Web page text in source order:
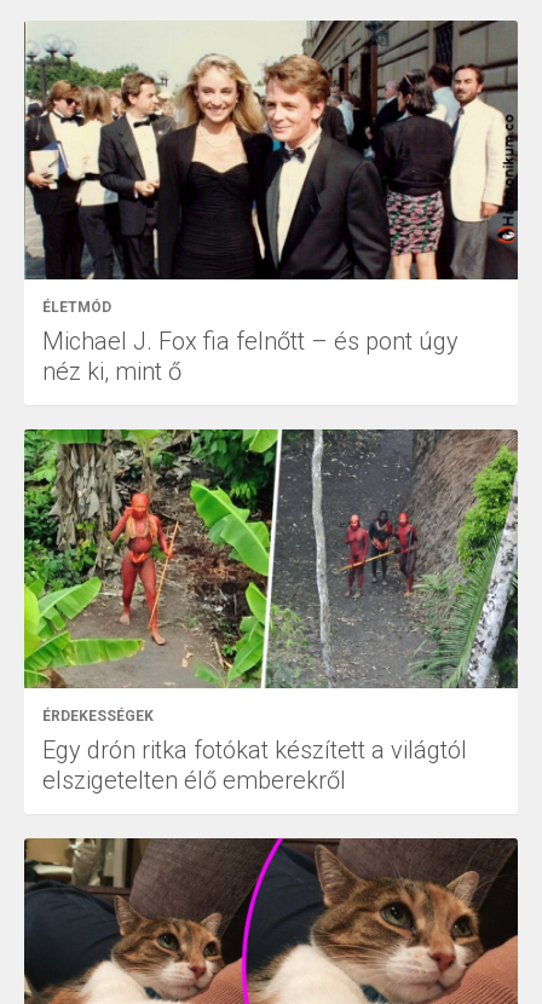
ÉLETMÓD
Michael J. Fox fia felnőtt – és pont úgy
néz ki, mint ő
ÉRDEKESSÉGEK
Egy drón ritka fotókat készített a világtól
elszigetelten élő emberekről